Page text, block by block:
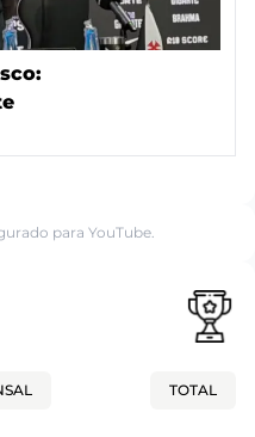
para YouTube.
TOTAL